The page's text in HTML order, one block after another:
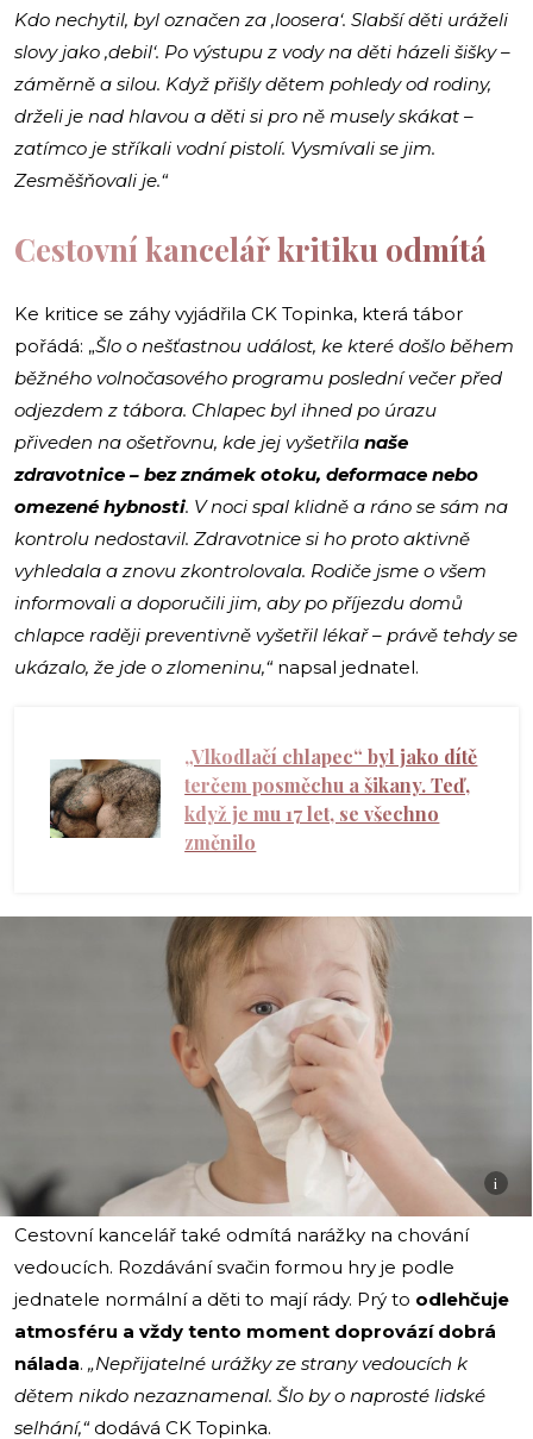
Kdo nechytil, byl označen za ‚loosera‘. Slabší děti uráželi
slovy jako ‚debil‘. Po výstupu z vody na děti házeli šišky –
záměrně a silou. Když přišly dětem pohledy od rodiny,
drželi je nad hlavou a děti si pro ně musely skákat –
zatímco je stříkali vodní pistolí. Vysmívali se jim.
Zesměšňovali je.“
Cestovní kancelář kritiku odmítá
Ke kritice se záhy vyjádřila CK Topinka, která tábor
pořádá: „Šlo o nešťastnou událost, ke které došlo během
běžného volnočasového programu poslední večer před
odjezdem z tábora. Chlapec byl ihned po úrazu
přiveden na ošetřovnu, kde jej vyšetřila naše
zdravotnice – bez známek otoku, deformace nebo
omezené hybnosti. V noci spal klidně a ráno se sám na
kontrolu nedostavil. Zdravotnice si ho proto aktivně
vyhledala a znovu zkontrolovala. Rodiče jsme o všem
informovali a doporučili jim, aby po příjezdu domů
chlapce raději preventivně vyšetřil lékař – právě tehdy se
ukázalo, že jde o zlomeninu,“ napsal jednatel.
„Vlkodlačí chlapec“ byl jako dítě
terčem posměchu a šikany. Teď,
když je mu 17 let, se všechno
změnilo
i
Cestovní kancelář také odmítá narážky na chování
vedoucích. Rozdávání svačin formou hry je podle
jednatele normální a děti to mají rády. Prý to odlehčuje
atmosféru a vždy tento moment doprovází dobrá
nálada. „Nepřijatelné urážky ze strany vedoucích k
dětem nikdo nezaznamenal. Šlo by o naprosté lidské
selhání,“ dodává CK Topinka.